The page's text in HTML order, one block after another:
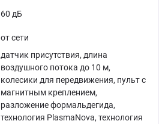
60 дБ
от сети
датчик присутствия, длина
воздушного потока до 10 м,
колесики для передвижения, пульт с
магнитным креплением,
разложение формальдегида,
технология PlasmaNova, технология